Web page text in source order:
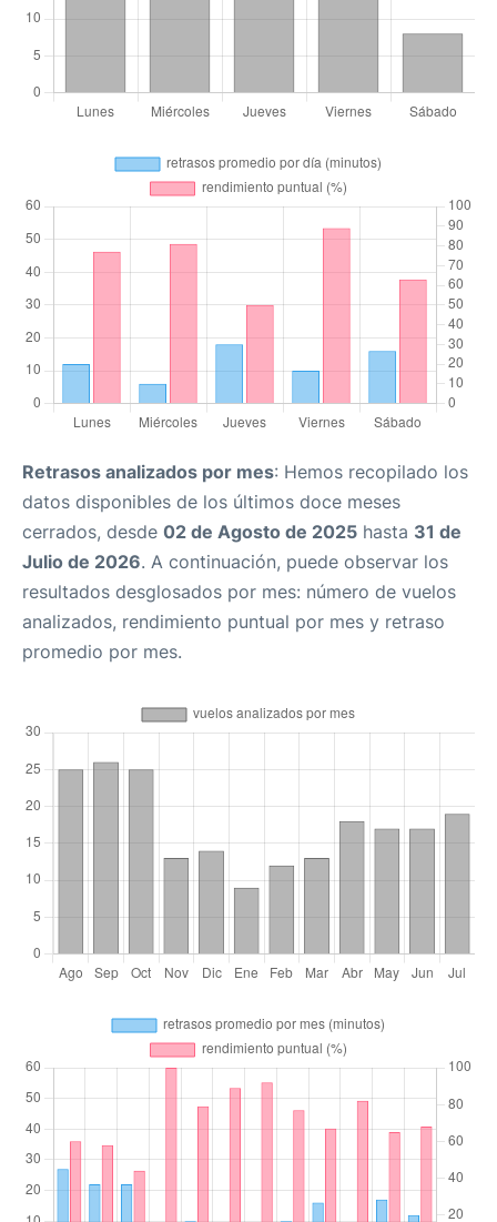
Retrasos analizados por mes: Hemos recopilado los
datos disponibles de los últimos doce meses
cerrados, desde 02 de Agosto de 2025 hasta 31 de
Julio de 2026. A continuación, puede observar los
resultados desglosados por mes: número de vuelos
analizados, rendimiento puntual por mes y retraso
promedio por mes.